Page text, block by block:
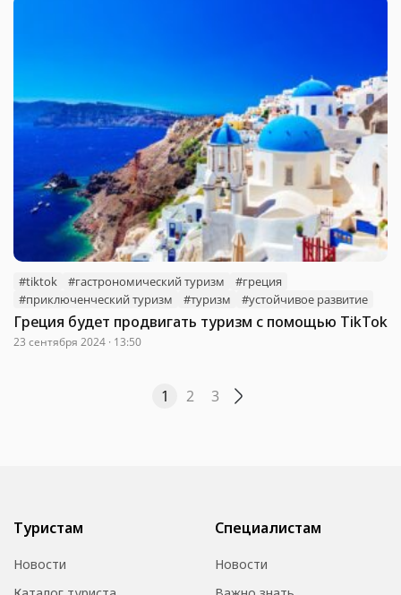
#tiktok #гастрономический туризм
#греция
#приключенческий туризм
#туризм #устойчивое развитие
Греция будет продвигать туризм с помощью TikTok
23 сентября 2024 · 13:50
1 2 3
Туристам
Новости
Специалистам
Новости